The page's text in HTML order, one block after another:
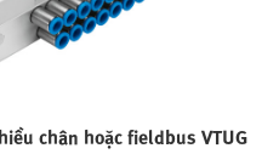
chân hoặc fieldbus VTUG